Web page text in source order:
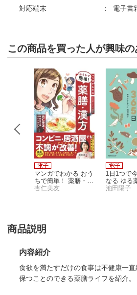
対応端末
： 電子書
この商品を買った人が興味
マンガでわかる おう
ちで簡単！ 薬膳・漢
方（池田書店）
杏仁美友
1日1つで
なる ゆる
日
池田陽子
商品説明
内容紹介
食欲を満たすだけの食事は不健康一
保つことのできる薬膳ライフを紹介。